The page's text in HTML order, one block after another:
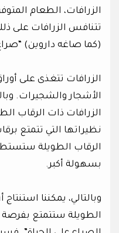
الزرافات، الطعام
تتنافس الزرافات على
(كما صاغه داروين)
الزرافات تتغذى على
الأشجار والشجيرات.
الزرافات ذات الرقاب
نظيراتها التي تتمتع
الرقاب الطويلة
بسهولة أكبر.
وبالتالي، يمكننا
الطويلة ستتمتع بفرصة